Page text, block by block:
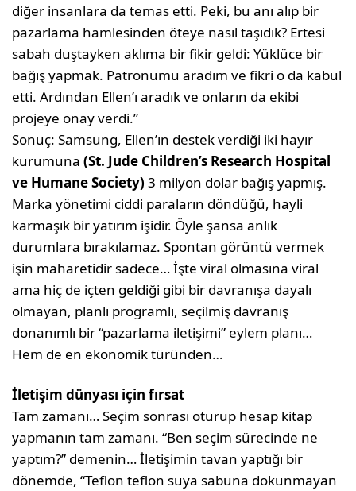
diğer insanlara da temas etti. Peki, bu anı alıp bir
pazarlama hamlesinden öteye nasıl taşıdık? Ertesi
sabah duştayken aklıma bir fikir geldi: Yüklüce bir
bağış yapmak. Patronumu aradım ve fikri o da kabul
etti. Ardından Ellen’ı aradık ve onların da ekibi
projeye onay verdi.”
Sonuç: Samsung, Ellen’ın destek verdiği iki hayır
kurumuna(St. Jude Children’s Research Hospital
ve Humane Society) 3 milyon dolar bağış yapmış.
Marka yönetimi ciddi paraların döndüğü, hayli
karmaşık bir yatırım işidir. Öyle şansa anlık
durumlara bırakılamaz. Spontan görüntü vermek
işin maharetidir sadece… İşte viral olmasına viral
ama hiç de içten geldiği gibi bir davranışa dayalı
olmayan, planlı programlı, seçilmiş davranış
donanımlı bir “pazarlama iletişimi” eylem planı…
Hem de en ekonomik türünden…
İletişim dünyası için fırsat
Tam zamanı… Seçim sonrası oturup hesap kitap
yapmanın tam zamanı. “Ben seçim sürecinde ne
yaptım?” demenin… İletişimin tavan yaptığı bir
dönemde, “Teflon teflon suya sabuna dokunmayan